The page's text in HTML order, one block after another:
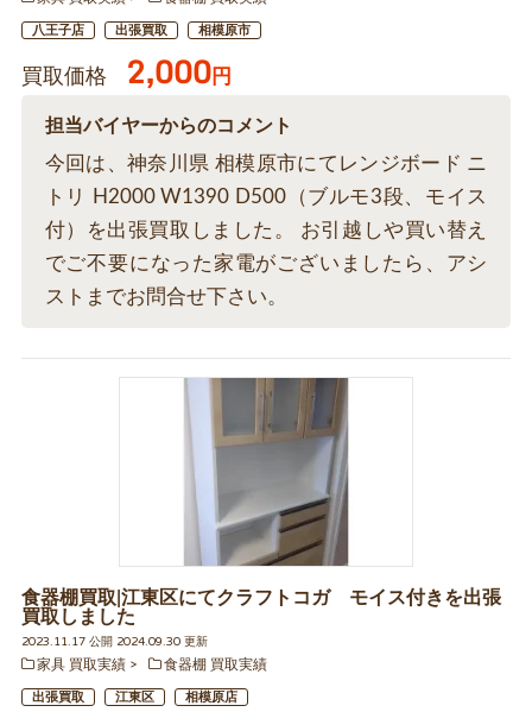
八王子店 出張買取 相模原市
買取価格 2,000円
担当バイヤーからのコメント
今回は、神奈川県 相模原市にてレンジボード ニ
トリ H2000 W1390 D500（ブルモ3段、モイス
付）を出張買取しました。 お引越しや買い替え
でご不要になった家電がございましたら、アシ
ストまでお問合せ下さい。
食器棚買取|江東区にてクラフトコガ モイス付きを出張
買取しました
2023.11.17 公開 2024.09.30 更新
家具 買取実績
食器棚 買取実績
出張買取 江東区 相模原店